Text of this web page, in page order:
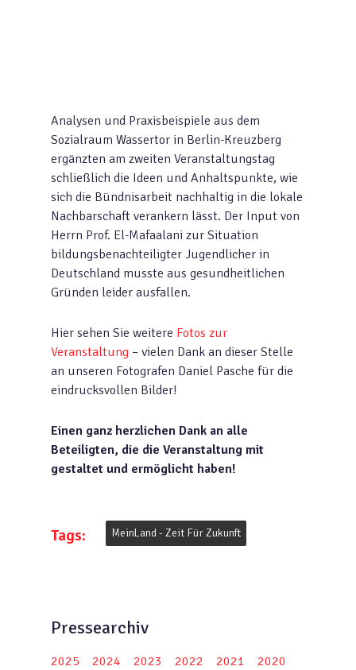
Analysen und Praxisbeispiele aus dem
Sozialraum Wassertor in Berlin-Kreuzberg
ergänzten am zweiten Veranstaltungstag
schließlich die Ideen und Anhaltspunkte, wie
sich die Bündnisarbeit nachhaltig in die lokale
Nachbarschaft verankern lässt. Der Input von
Herrn Prof. El-Mafaalani zur Situation
bildungsbenachteiligter Jugendlicher in
Deutschland musste aus gesundheitlichen
Gründen leider ausfallen.
Hier sehen Sie weitere Fotos zur
Veranstaltung – vielen Dank an dieser Stelle
an unseren Fotografen Daniel Pasche für die
eindrucksvollen Bilder!
Einen ganz herzlichen Dank an alle
Beteiligten, die die Veranstaltung mit
gestaltet und ermöglicht haben!
Tags: MeinLand - Zeit Für Zukunft
Pressearchiv
2025 2024 2023 2022 2021
2020